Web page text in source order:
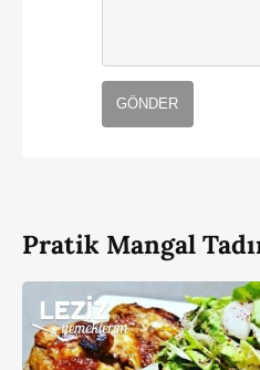
GÖNDER
Pratik Mangal